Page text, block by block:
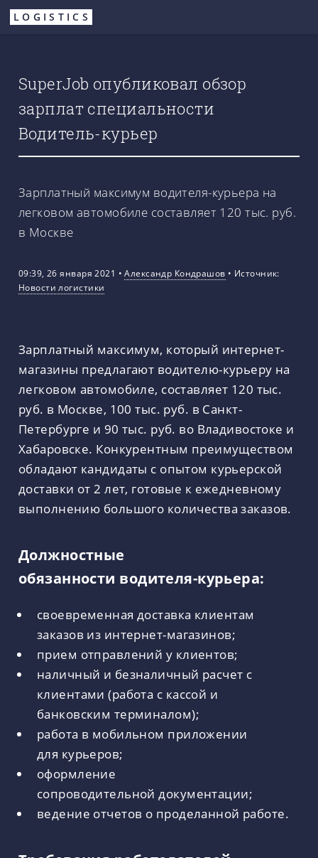
Перейти
LOGISTICS
SuperJob опубликовал обзор
зарплат специальности
Водитель-курьер
Зарплатный максимум водителя-курьера на
легковом автомобиле составляет 120 тыс. руб.
в Москве
09:39, 26 января 2021 •Александр Кондрашов • Источник:
Новости логистики
Зарплатный максимум, который интернет-
магазины предлагают водителю-курьеру на
легковом автомобиле, составляет 120 тыс.
руб. в Москве, 100 тыс. руб. в Санкт-
Петербурге и 90 тыс. руб. во Владивостоке и
Хабаровске. Конкурентным преимуществом
обладают кандидаты с опытом курьерской
доставки от 2 лет, готовые к ежедневному
выполнению большого количества заказов.
Должностные
обязанности водителя-курьера:
своевременная доставка клиентам
заказов из интернет-магазинов;
прием отправлений у клиентов;
наличный и безналичный расчет с
клиентами (работа с кассой и
банковским терминалом);
работа в мобильном приложении
для курьеров;
оформление
сопроводительной документации;
ведение отчетов о проделанной работе.